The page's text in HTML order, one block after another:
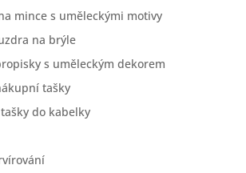
mince s uměleckými motivy
na brýle
s uměleckým dekorem
tašky
do kabelky